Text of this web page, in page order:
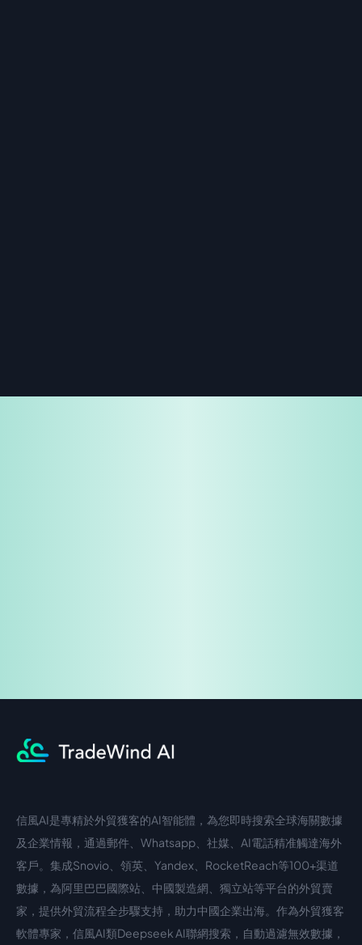
中文入口
信風AI是專精於外貿獲客的AI智能體，為您即時搜索全球海關數據
及企業情報，通過郵件、Whatsapp、社媒、AI電話精准觸達海外
客戶。集成Snovio、領英、Yandex、RocketReach等100+渠道
數據，為阿里巴巴國際站、中國製造網、獨立站等平台的外貿賣
家，提供外貿流程全步驟支持，助力中國企業出海。作為外貿獲客
軟體專家，信風AI類Deepseek AI聯網搜索，自動過濾無效數據，